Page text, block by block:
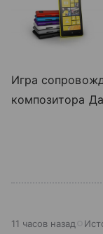
Игра
композитора
11 часов назад